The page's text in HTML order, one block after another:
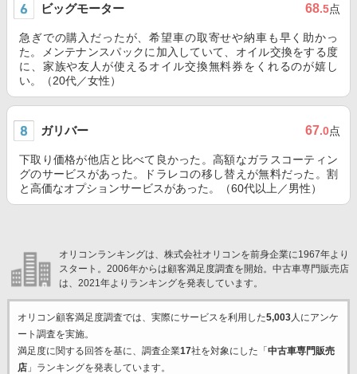
ビッグモーター 68.5点
急ぎでの購入だったが、希望車の取寄せや納車も早く助かっ
た。メンテナンスパックに加入していて、オイル交換をする度
に、家族や友人が使えるオイル交換無料券をくれるのが嬉し
い。（20代／女性）
ガリバー 67.0点
下取り価格が他店と比べて良かった。高額なガラスコーティン
グのサービスがあった。ドラレコの移し替えが無料だった。割
と高価なオプションサービスがあった。（60代以上／男性）
オリコンランキングは、株式会社オリコンを前身企業に1967年より
スタート。2006年からは顧客満足度調査を開始。中古車専門販売店
は、2021年よりランキングを発表しています。
オリコン顧客満足度調査では、実際にサービスを利用した5,003人にアンケ
ート調査を実施。
満足度に関する回答を基に、調査企業17社を対象にした「 中古車専門販売
店」ランキングを発表しています。